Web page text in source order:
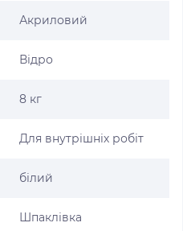
Акриловий
Відро
8 кг
Для внутрішніх робіт
білий
Шпаклівка